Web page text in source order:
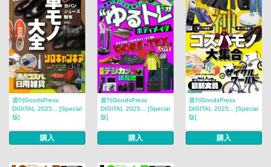
週刊GoodsPress
DIGITAL 2025... [Special
版]
購入
週刊GoodsPress
DIGITAL 2025... [Special
版]
購入
週刊GoodsPress
DIGITAL 2025... [Special
版]
購入